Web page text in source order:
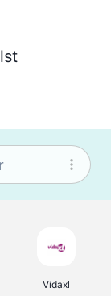
Vidaxl